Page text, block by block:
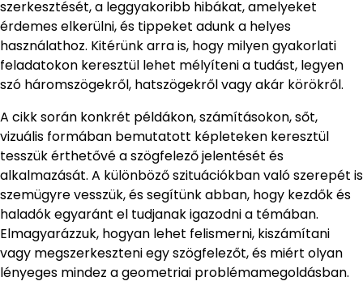
szerkesztését, a leggyakoribb hibákat, amelyeket
érdemes elkerülni, és tippeket adunk a helyes
használathoz. Kitérünk arra is, hogy milyen gyakorlati
feladatokon keresztül lehet mélyíteni a tudást, legyen
szó háromszögekről, hatszögekről vagy akár körökről.
A cikk során konkrét példákon, számításokon, sőt,
vizuális formában bemutatott képleteken keresztül
tesszük érthetővé a szögfelező jelentését és
alkalmazását. A különböző szituációkban való szerepét is
szemügyre vesszük, és segítünk abban, hogy kezdők és
haladók egyaránt el tudjanak igazodni a témában.
Elmagyarázzuk, hogyan lehet felismerni, kiszámítani
vagy megszerkeszteni egy szögfelezőt, és miért olyan
lényeges mindez a geometriai problémamegoldásban.